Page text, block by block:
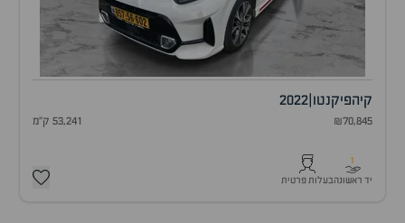
קיהפיקנטו 2022
₪70,845 53,241 ק"מ
1
יד ראשונהבעלות פרטית